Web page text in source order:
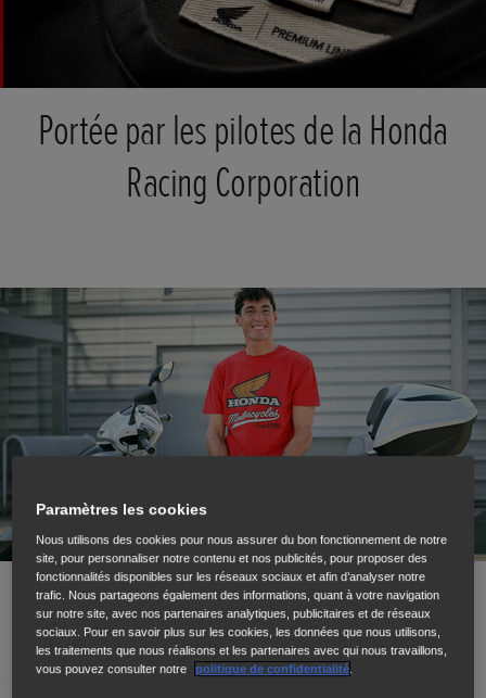
Portée par les pilotes de la Honda
Racing Corporation
Paramètres les cookies
Nous utilisons des cookies pour nous assurer du bon fonctionnement de notre
site, pour personnaliser notre contenu et nos publicités, pour proposer des
fonctionnalités disponibles sur les réseaux sociaux et afin d’analyser notre
trafic. Nous partageons également des informations, quant à votre navigation
sur notre site, avec nos partenaires analytiques, publicitaires et de réseaux
sociaux. Pour en savoir plus sur les cookies, les données que nous utilisons,
les traitements que nous réalisons et les partenaires avec qui nous travaillons,
vous pouvez consulter notre
politique de confidentialité